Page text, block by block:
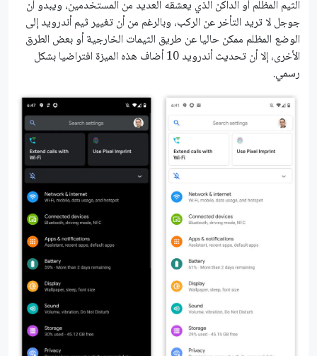
الثيم المظلم أو الداكن الذي يعشقه العديد من المستخدمين، ويبدو أن
جوجل لا تريد التأخر عن الركب، وبالرغم من أن تغيير ثيم أندرويد إلى
الوضع المظلم ممكن حاليا عن طريق الثيمات الخارجية أو بعض الطرق
الأخرى، إلا أن تحديث أندرويد 10 أضاف هذه الميزة افتراضيا بشكل
رسمي.